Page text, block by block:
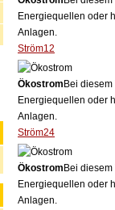
Energiequellen oder
Anlagen.
Ström12
Ökostrom Bei
Energiequellen oder
Anlagen.
Ström24
Ökostrom Bei
Energiequellen oder
Anlagen.